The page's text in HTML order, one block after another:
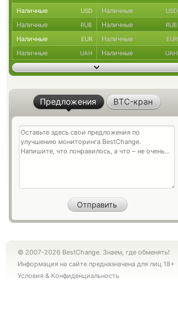
Наличные USD Наличные USD
Наличные RUB Наличные RUB
Наличные EUR Наличные EUR
Наличные UAH Наличные UAH
Предложения BTC-кран
© 2007-2026 BestChange. Знаем, где обменять!
Информация на сайте предназначена для лиц 18+
Условия & Конфиденциальность